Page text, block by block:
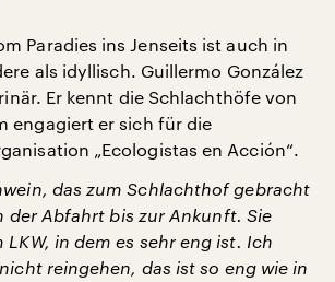
Paradies ins Jenseits ist auch in
als idyllisch. Guillermo González
Er kennt die Schlachthöfe von
engagiert er sich für die
„Ecologistas en Acción“.
das zum Schlachthof gebracht
der Abfahrt bis zur Ankunft. Sie
LKW, in dem es sehr eng ist. Ich
reingehen, das ist so eng wie in